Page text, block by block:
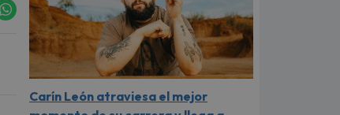
Carín León atraviesa el mejor